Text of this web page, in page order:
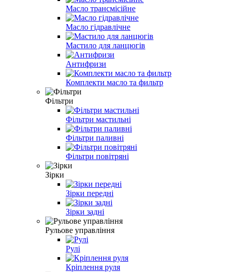
Масло трансмісійне
Масло гідравлічне
Мастило для ланцюгів
Антифризи
Комплекти масло та фильтр
Фільтри
Фільтри мастильні
Фільтри паливні
Фільтри повітряні
Зірки
Зірки передні
Зірки задні
Рульове управління
Рулі
Кріплення руля